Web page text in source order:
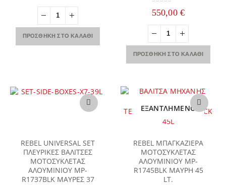
ΠΡΟΣΘΉΚΗ ΣΤΟ ΚΑΛΆΘΙ
550,00 €
ΠΡΟΣΘΉΚΗ ΣΤΟ ΚΑΛΆΘΙ
REBEL UNIVERSAL SET
ΠΛΕΥΡΙΚΕΣ ΒΑΛΙΤΣΕΣ
ΜΟΤΟΣΥΚΛΕΤΑΣ
ΑΛΟΥΜΙΝΙΟΥ MP-
R1737BLK ΜΑΥΡΕΣ 37
ΕΞΑΝΤΛΗΜΈΝΟ
REBEL ΜΠΑΓΚΑΖΙΕΡΑ
ΜΟΤΟΣΥΚΛΕΤΑΣ
ΑΛΟΥΜΙΝΙΟΥ MP-
R1745BLK ΜΑΥΡΗ 45
LT.